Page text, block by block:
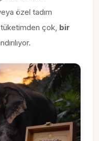
özel tadım
çok, bir